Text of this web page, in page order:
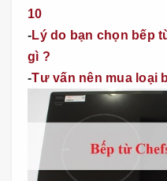
10
-Lý do bạn chọn bếp
gì ?
-Tư vấn nên mua loại